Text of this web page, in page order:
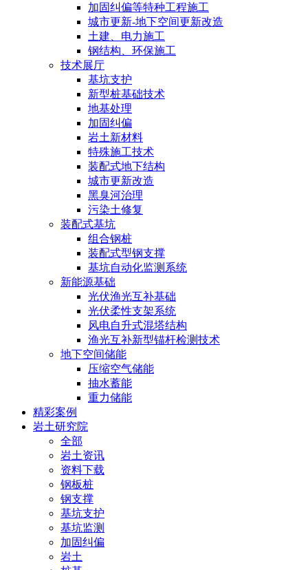
加固纠偏等特种工程施工
城市更新-地下空间更新改造
土建、电力施工
钢结构、环保施工
技术展厅
基坑支护
新型桩基础技术
地基处理
加固纠偏
岩土新材料
特殊施工技术
装配式地下结构
城市更新改造
黑臭河治理
污染土修复
装配式基坑
组合钢桩
装配式型钢支撑
基坑自动化监测系统
新能源基础
光伏渔光互补基础
光伏柔性支架系统
风电自升式混塔结构
渔光互补新型锚杆检测技术
地下空间储能
压缩空气储能
抽水蓄能
重力储能
精彩案例
岩土研究院
全部
岩土资讯
资料下载
钢板桩
钢支撑
基坑支护
基坑监测
加固纠偏
岩土